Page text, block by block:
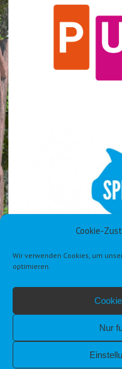
Cookie-
Wir verwenden Cookies, um
optimieren.
Nur